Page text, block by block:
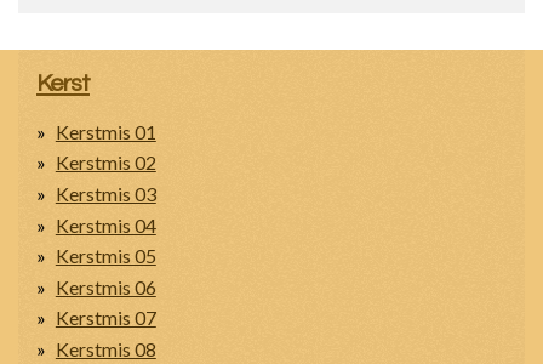
Kerst
Kerstmis 01
Kerstmis 02
Kerstmis 03
Kerstmis 04
Kerstmis 05
Kerstmis 06
Kerstmis 07
Kerstmis 08